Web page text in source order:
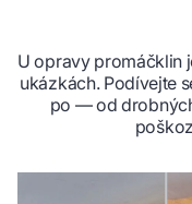
U opravy promáčklin
ukázkách. Podívejte
po — od